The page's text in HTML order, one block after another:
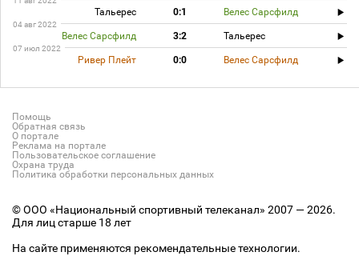
Тальерес 0:1 Велес Сарсфилд
04 авг 2022
Велес Сарсфилд 3:2 Тальерес
07 июл 2022
Ривер Плейт 0:0 Велес Сарсфилд
Помощь
Обратная связь
О портале
Реклама на портале
Пользовательское соглашение
Охрана труда
Политика обработки персональных данных
© ООО «Национальный спортивный телеканал» 2007 — 2026.
Для лиц старше 18 лет
На сайте применяются рекомендательные технологии.